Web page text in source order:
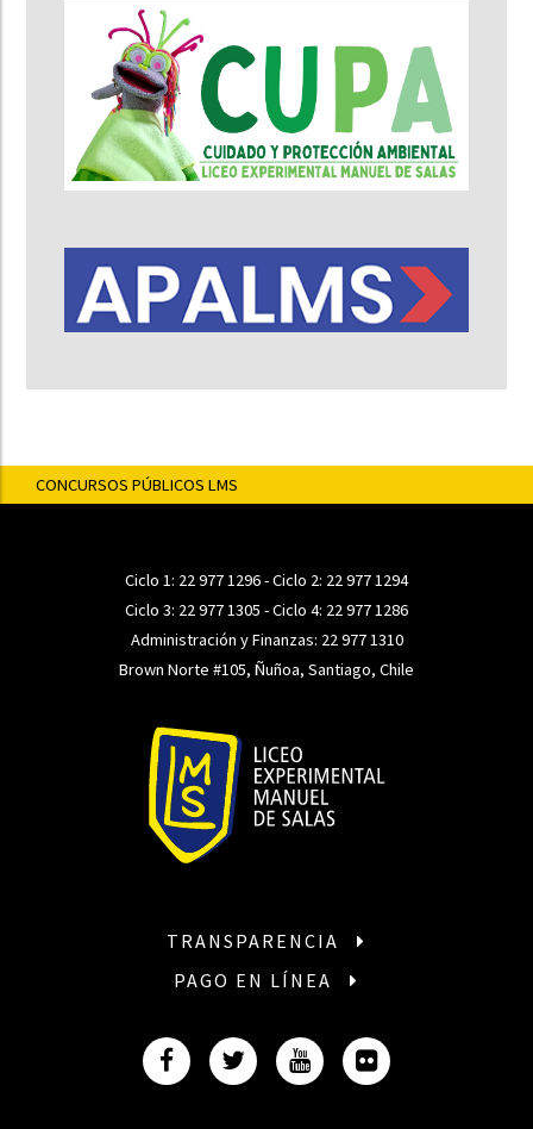
CONCURSOS PÚBLICOS LMS
Ciclo 1: 22 977 1296- Ciclo 2: 22 977 1294
Ciclo 3: 22 977 1305 - Ciclo 4: 22 977 1286
Administración y Finanzas: 22 977 1310
Brown Norte #105, Ñuñoa, Santiago, Chile
TRANSPARENCIA
PAGO EN LÍNEA